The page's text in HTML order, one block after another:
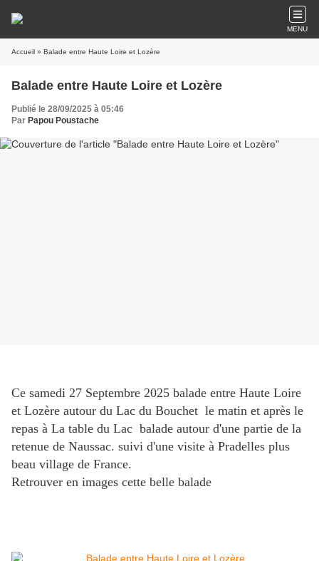
MENU
Accueil » Balade entre Haute Loire et Lozère
Balade entre Haute Loire et Lozère
Publié le 28/09/2025 à 05:46
Par Papou Poustache
Ce samedi 27 Septembre 2025 balade entre Haute Loire
et Lozère autour du Lac du Bouchet le matin et après le
repas à La table du Lac balade autour d'une partie de la
retenue de Naussac. suivi d'une visite à Pradelles plus
beau village de France.
Retrouver en images cette belle balade